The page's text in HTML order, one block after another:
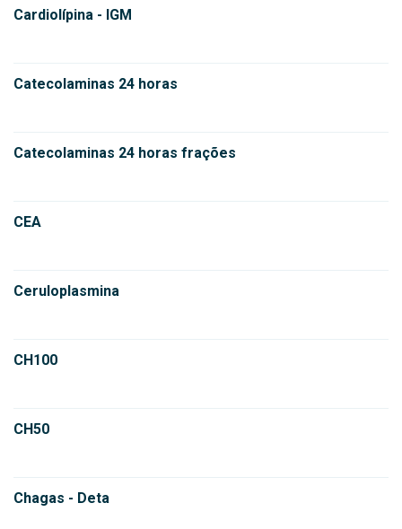
Cardiolípina - IGM
Catecolaminas 24 horas
Catecolaminas 24 horas frações
CEA
Ceruloplasmina
CH100
CH50
Chagas - Deta